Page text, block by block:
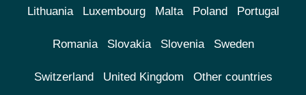
Lithuania Luxembourg Malta Poland Portugal
Romania Slovakia Slovenia Sweden
Switzerland United Kingdom Other countries